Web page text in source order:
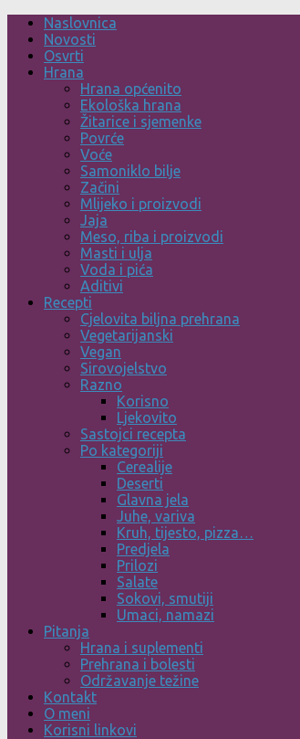
Skip
content
Naslovnica
Novosti
Osvrti
Hrana
Hrana općenito
Ekološka hrana
Žitarice i sjemenke
Povrće
Voće
Samoniklo bilje
Začini
Mlijeko i proizvodi
Jaja
Meso, riba i proizvodi
Masti i ulja
Voda i pića
Aditivi
Recepti
Cjelovita biljna prehrana
Vegetarijanski
Vegan
Sirovojelstvo
Razno
Korisno
Ljekovito
Sastojci recepta
Po kategoriji
Cerealije
Deserti
Glavna jela
Juhe, variva
Kruh, tijesto, pizza…
Predjela
Prilozi
Salate
Sokovi, smutiji
Umaci, namazi
Pitanja
Hrana i suplementi
Prehrana i bolesti
Održavanje težine
Kontakt
O meni
Korisni linkovi